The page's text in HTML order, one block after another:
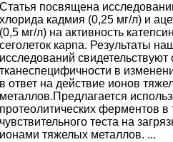
Cтатья посвящена
хлорида кадмия (0,25 мг/л) и
(0,5 мг/л) на активность
сеголеток карпа. Результаты
исследований свидетельствуют
тканеспецифичности в
в ответ на действие ионов
металлов.Предлагается
протеолитических ферментов в
чувствительного теста на
ионами тяжелых металлов. ...